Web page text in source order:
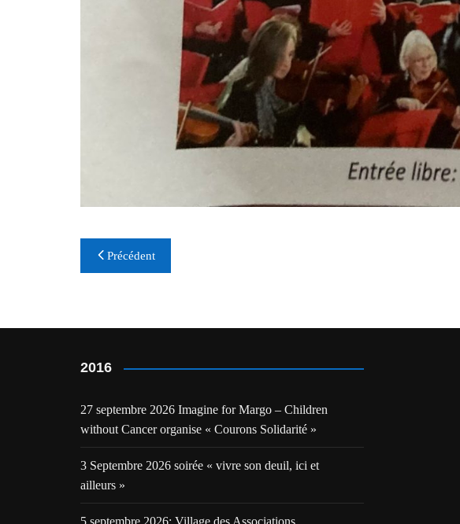
Navigation
de
Précédent
2016
27 septembre 2026 Imagine for Margo – Children
without Cancer organise « Courons Solidarité »
3 Septembre 2026 soirée « vivre son deuil, ici et
ailleurs »